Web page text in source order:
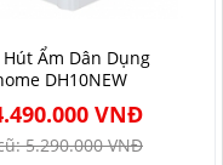
Hút Ẩm Dân Dụng
DH10NEW
VNĐ
5.290.000 VNĐ